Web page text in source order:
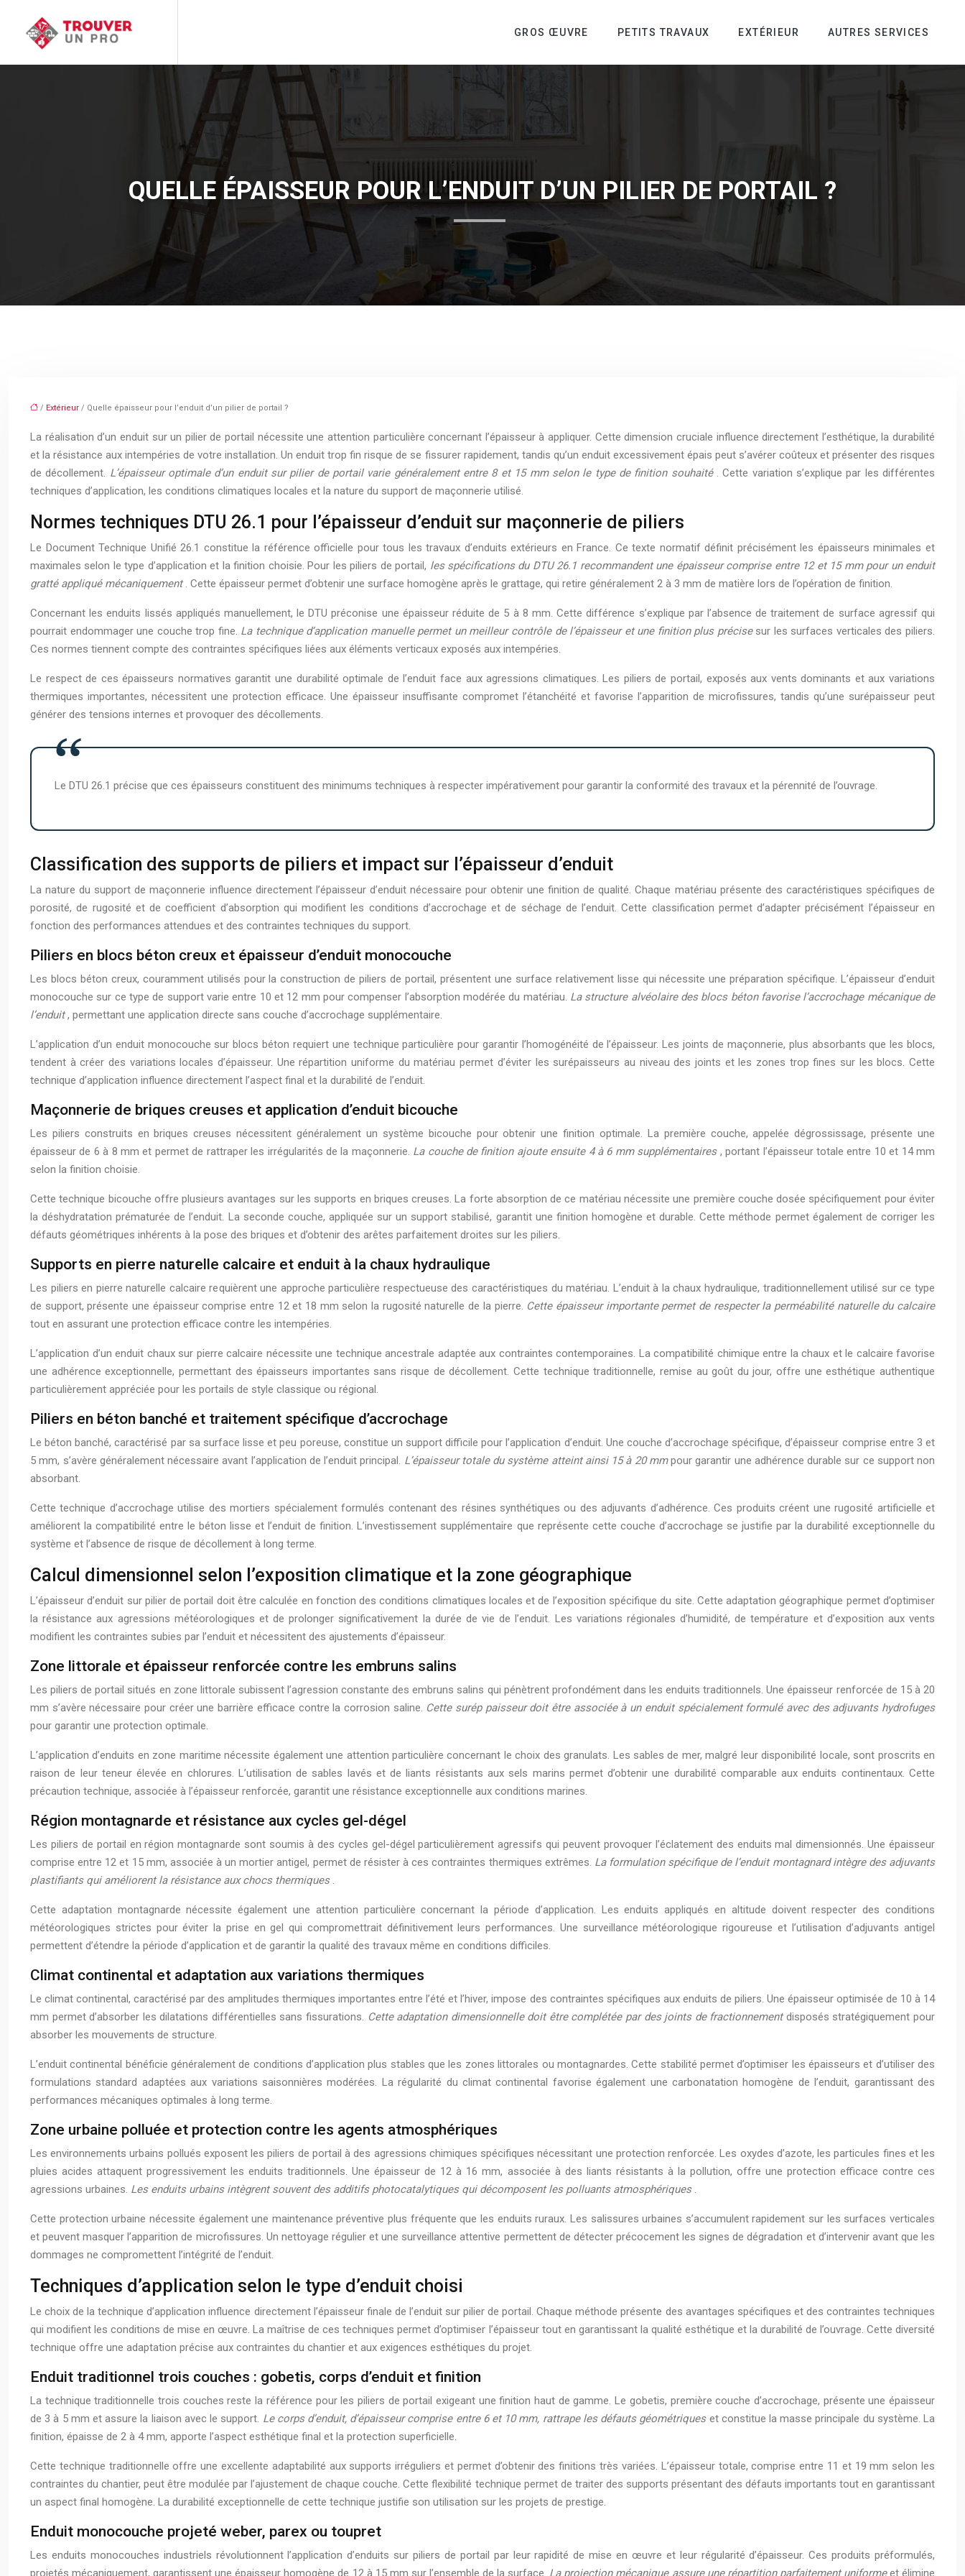
GROS ŒUVRE PETITS TRAVAUX EXTÉRIEUR AUTRES SERVICES
QUELLE ÉPAISSEUR POUR L’ENDUIT D’UN PILIER DE PORTAIL ?
/ Extérieur / Quelle épaisseur pour l’enduit d’un pilier de portail ?
La réalisation d’un enduit sur un pilier de portail nécessite une attention particulière concernant l’épaisseur à appliquer. Cette dimension cruciale influence directement l’esthétique, la durabilité
et la résistance aux intempéries de votre installation. Un enduit trop fin risque de se fissurer rapidement, tandis qu’un enduit excessivement épais peut s’avérer coûteux et présenter des risques
de décollement. L’épaisseur optimale d’un enduit sur pilier de portail varie généralement entre 8 et 15 mm selon le type de finition souhaité
. Cette variation s’explique par les différentes
techniques d’application, les conditions climatiques locales et la nature du support de maçonnerie utilisé.
Normes techniques DTU 26.1 pour l’épaisseur d’enduit sur maçonnerie de piliers
Le Document Technique Unifié 26.1 constitue la référence officielle pour tous les travaux d’enduits extérieurs en France. Ce texte normatif définit précisément les épaisseurs minimales et
maximales selon le type d’application et la finition choisie. Pour les piliers de portail, les spécifications du DTU 26.1 recommandent une épaisseur comprise entre 12 et 15 mm pour un enduit
gratté appliqué mécaniquement . Cette épaisseur permet d’obtenir une surface homogène après le grattage, qui retire généralement 2 à 3 mm de matière lors de l’opération de finition.
Concernant les enduits lissés appliqués manuellement, le DTU préconise une épaisseur réduite de 5 à 8 mm. Cette différence s’explique par l’absence de traitement de surface agressif qui
pourrait endommager une couche trop fine. La technique d’application manuelle permet un meilleur contrôle de l’épaisseur et une finition plus précise sur les surfaces verticales des piliers.
Ces normes tiennent compte des contraintes spécifiques liées aux éléments verticaux exposés aux intempéries.
Le respect de ces épaisseurs normatives garantit une durabilité optimale de l’enduit face aux agressions climatiques. Les piliers de portail, exposés aux vents dominants et aux variations
thermiques importantes, nécessitent une protection efficace. Une épaisseur insuffisante compromet l’étanchéité et favorise l’apparition de microfissures, tandis qu’une surépaisseur peut
générer des tensions internes et provoquer des décollements.
Le DTU 26.1 précise que ces épaisseurs constituent des minimums techniques à respecter impérativement pour garantir la conformité des travaux et la pérennité de l’ouvrage.
Classification des supports de piliers et impact sur l’épaisseur d’enduit
La nature du support de maçonnerie influence directement l’épaisseur d’enduit nécessaire pour obtenir une finition de qualité. Chaque matériau présente des caractéristiques spécifiques de
porosité, de rugosité et de coefficient d’absorption qui modifient les conditions d’accrochage et de séchage de l’enduit. Cette classification permet d’adapter précisément l’épaisseur en
fonction des performances attendues et des contraintes techniques du support.
Piliers en blocs béton creux et épaisseur d’enduit monocouche
Les blocs béton creux, couramment utilisés pour la construction de piliers de portail, présentent une surface relativement lisse qui nécessite une préparation spécifique. L’épaisseur d’enduit
monocouche sur ce type de support varie entre 10 et 12 mm pour compenser l’absorption modérée du matériau. La structure alvéolaire des blocs béton favorise l’accrochage mécanique de
l’enduit, permettant une application directe sans couche d’accrochage supplémentaire.
L’application d’un enduit monocouche sur blocs béton requiert une technique particulière pour garantir l’homogénéité de l’épaisseur. Les joints de maçonnerie, plus absorbants que les blocs,
tendent à créer des variations locales d’épaisseur. Une répartition uniforme du matériau permet d’éviter les surépaisseurs au niveau des joints et les zones trop fines sur les blocs. Cette
technique d’application influence directement l’aspect final et la durabilité de l’enduit.
Maçonnerie de briques creuses et application d’enduit bicouche
Les piliers construits en briques creuses nécessitent généralement un système bicouche pour obtenir une finition optimale. La première couche, appelée dégrossissage, présente une
épaisseur de 6 à 8 mm et permet de rattraper les irrégularités de la maçonnerie. La couche de finition ajoute ensuite 4 à 6 mm supplémentaires , portant l’épaisseur totale entre 10 et 14 mm
selon la finition choisie.
Cette technique bicouche offre plusieurs avantages sur les supports en briques creuses. La forte absorption de ce matériau nécessite une première couche dosée spécifiquement pour éviter
la déshydratation prématurée de l’enduit. La seconde couche, appliquée sur un support stabilisé, garantit une finition homogène et durable. Cette méthode permet également de corriger les
défauts géométriques inhérents à la pose des briques et d’obtenir des arêtes parfaitement droites sur les piliers.
Supports en pierre naturelle calcaire et enduit à la chaux hydraulique
Les piliers en pierre naturelle calcaire requièrent une approche particulière respectueuse des caractéristiques du matériau. L’enduit à la chaux hydraulique, traditionnellement utilisé sur ce type
de support, présente une épaisseur comprise entre 12 et 18 mm selon la rugosité naturelle de la pierre. Cette épaisseur importante permet de respecter la perméabilité naturelle du calcaire
tout en assurant une protection efficace contre les intempéries.
L’application d’un enduit chaux sur pierre calcaire nécessite une technique ancestrale adaptée aux contraintes contemporaines. La compatibilité chimique entre la chaux et le calcaire favorise
une adhérence exceptionnelle, permettant des épaisseurs importantes sans risque de décollement. Cette technique traditionnelle, remise au goût du jour, offre une esthétique authentique
particulièrement appréciée pour les portails de style classique ou régional.
Piliers en béton banché et traitement spécifique d’accrochage
Le béton banché, caractérisé par sa surface lisse et peu poreuse, constitue un support difficile pour l’application d’enduit. Une couche d’accrochage spécifique, d’épaisseur comprise entre 3 et
5 mm, s’avère généralement nécessaire avant l’application de l’enduit principal. L’épaisseur totale du système atteint ainsi 15 à 20 mmpour garantir une adhérence durable sur ce support non
absorbant.
Cette technique d’accrochage utilise des mortiers spécialement formulés contenant des résines synthétiques ou des adjuvants d’adhérence. Ces produits créent une rugosité artificielle et
améliorent la compatibilité entre le béton lisse et l’enduit de finition. L’investissement supplémentaire que représente cette couche d’accrochage se justifie par la durabilité exceptionnelle du
système et l’absence de risque de décollement à long terme.
Calcul dimensionnel selon l’exposition climatique et la zone géographique
L’épaisseur d’enduit sur pilier de portail doit être calculée en fonction des conditions climatiques locales et de l’exposition spécifique du site. Cette adaptation géographique permet d’optimiser
la résistance aux agressions météorologiques et de prolonger significativement la durée de vie de l’enduit. Les variations régionales d’humidité, de température et d’exposition aux vents
modifient les contraintes subies par l’enduit et nécessitent des ajustements d’épaisseur.
Zone littorale et épaisseur renforcée contre les embruns salins
Les piliers de portail situés en zone littorale subissent l’agression constante des embruns salins qui pénètrent profondément dans les enduits traditionnels. Une épaisseur renforcée de 15 à 20
mm s’avère nécessaire pour créer une barrière efficace contre la corrosion saline. Cette surép paisseur doit être associée à un enduit spécialement formulé avec des adjuvants hydrofuges
pour garantir une protection optimale.
L’application d’enduits en zone maritime nécessite également une attention particulière concernant le choix des granulats. Les sables de mer, malgré leur disponibilité locale, sont proscrits en
raison de leur teneur élevée en chlorures. L’utilisation de sables lavés et de liants résistants aux sels marins permet d’obtenir une durabilité comparable aux enduits continentaux. Cette
précaution technique, associée à l’épaisseur renforcée, garantit une résistance exceptionnelle aux conditions marines.
Région montagnarde et résistance aux cycles gel-dégel
Les piliers de portail en région montagnarde sont soumis à des cycles gel-dégel particulièrement agressifs qui peuvent provoquer l’éclatement des enduits mal dimensionnés. Une épaisseur
comprise entre 12 et 15 mm, associée à un mortier antigel, permet de résister à ces contraintes thermiques extrêmes. La formulation spécifique de l’enduit montagnard intègre des adjuvants
plastifiants qui améliorent la résistance aux chocs thermiques
Cette adaptation montagnarde nécessite également une attention particulière concernant la période d’application. Les enduits appliqués en altitude doivent respecter des conditions
météorologiques strictes pour éviter la prise en gel qui compromettrait définitivement leurs performances. Une surveillance météorologique rigoureuse et l’utilisation d’adjuvants antigel
permettent d’étendre la période d’application et de garantir la qualité des travaux même en conditions difficiles.
Climat continental et adaptation aux variations thermiques
Le climat continental, caractérisé par des amplitudes thermiques importantes entre l’été et l’hiver, impose des contraintes spécifiques aux enduits de piliers. Une épaisseur optimisée de 10 à 14
mm permet d’absorber les dilatations différentielles sans fissurations.
Cette adaptation dimensionnelle doit être complétée par des joints de fractionnementdisposés stratégiquement pour
absorber les mouvements de structure.
L’enduit continental bénéficie généralement de conditions d’application plus stables que les zones littorales ou montagnardes. Cette stabilité permet d’optimiser les épaisseurs et d’utiliser des
formulations standard adaptées aux variations saisonnières modérées. La régularité du climat continental favorise également une carbonatation homogène de l’enduit, garantissant des
performances mécaniques optimales à long terme.
Zone urbaine polluée et protection contre les agents atmosphériques
Les environnements urbains pollués exposent les piliers de portail à des agressions chimiques spécifiques nécessitant une protection renforcée. Les oxydes d’azote, les particules fines et les
pluies acides attaquent progressivement les enduits traditionnels. Une épaisseur de 12 à 16 mm, associée à des liants résistants à la pollution, offre une protection efficace contre ces
agressions urbaines. Les enduits urbains intègrent souvent des additifs photocatalytiques qui décomposent les polluants atmosphériques
Cette protection urbaine nécessite également une maintenance préventive plus fréquente que les enduits ruraux. Les salissures urbaines s’accumulent rapidement sur les surfaces verticales
et peuvent masquer l’apparition de microfissures. Un nettoyage régulier et une surveillance attentive permettent de détecter précocement les signes de dégradation et d’intervenir avant que les
dommages ne compromettent l’intégrité de l’enduit.
Techniques d’application selon le type d’enduit choisi
Le choix de la technique d’application influence directement l’épaisseur finale de l’enduit sur pilier de portail. Chaque méthode présente des avantages spécifiques et des contraintes techniques
qui modifient les conditions de mise en œuvre. La maîtrise de ces techniques permet d’optimiser l’épaisseur tout en garantissant la qualité esthétique et la durabilité de l’ouvrage. Cette diversité
technique offre une adaptation précise aux contraintes du chantier et aux exigences esthétiques du projet.
Enduit traditionnel trois couches : gobetis, corps d’enduit et finition
La technique traditionnelle trois couches reste la référence pour les piliers de portail exigeant une finition haut de gamme. Le gobetis, première couche d’accrochage, présente une épaisseur
de 3 à 5 mm et assure la liaison avec le support. Le corps d’enduit, d’épaisseur comprise entre 6 et 10 mm, rattrape les défauts géométriques et constitue la masse principale du système. La
finition, épaisse de 2 à 4 mm, apporte l’aspect esthétique final et la protection superficielle.
Cette technique traditionnelle offre une excellente adaptabilité aux supports irréguliers et permet d’obtenir des finitions très variées. L’épaisseur totale, comprise entre 11 et 19 mm selon les
contraintes du chantier, peut être modulée par l’ajustement de chaque couche. Cette flexibilité technique permet de traiter des supports présentant des défauts importants tout en garantissant
un aspect final homogène. La durabilité exceptionnelle de cette technique justifie son utilisation sur les projets de prestige.
Enduit monocouche projeté weber, parex ou toupret
Les enduits monocouches industriels révolutionnent l’application d’enduits sur piliers de portail par leur rapidité de mise en œuvre et leur régularité d’épaisseur. Ces produits préformulés,
projetés mécaniquement, garantissent une épaisseur homogène de 12 à 15 mm sur l’ensemble de la surface. La projection mécanique assure une répartition parfaitement uniformeet élimine